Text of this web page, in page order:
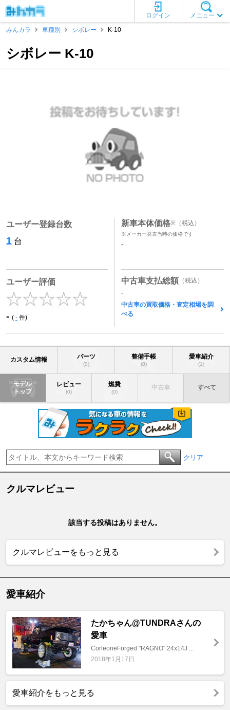
メニュー
ログイン
みんカラ
車種別 シボレー K-10
シボレー K-10
ユーザー登録台数
1 台
ユーザー評価
- ( - 件)
新車本体価格※ （税込）
※メーカー発表当時の価格です
-
中古車支払総額 （税込）
-
中古車の買取価格・査定相場を調
べる
カスタム情報 パーツ
(0)
整備手帳
(0)
愛車紹介
(1)
モデル
トップ
レビュー
(0)
燃費
(0)
中古車 すべて
クリア
クルマレビュー
該当する投稿はありません。
クルマレビューをもっと見る
愛車紹介
たかちゃん@TUNDRAさんの
愛車
CorleoneForged "RAGNO" 24x14J ...
2018年1月17日
愛車紹介をもっと見る